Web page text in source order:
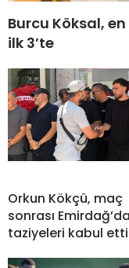
Burcu Köksal,
ilk 3’te
Orkun Kökçü, maç
sonrası Emirdağ’da
taziyeleri kabul etti